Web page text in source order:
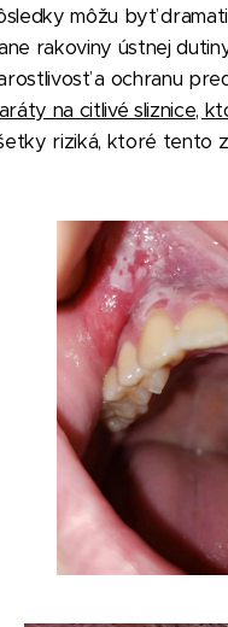
môžu byť
rakoviny ústnej
a ochranu
na citlivé sliznice,
riziká, ktoré tento